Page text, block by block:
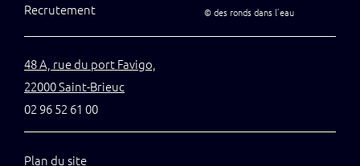
Plan du site
48 A, rue du port Favigo,
22000 Saint-Brieuc
02 96 52 61 00
Recrutement
©des ronds dans l’eau